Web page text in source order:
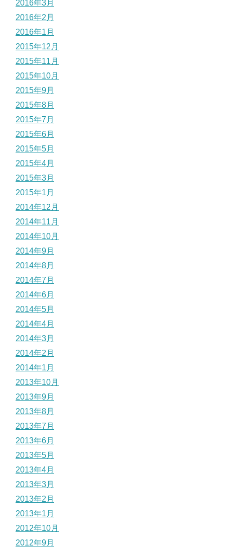
2016年3月
2016年2月
2016年1月
2015年12月
2015年11月
2015年10月
2015年9月
2015年8月
2015年7月
2015年6月
2015年5月
2015年4月
2015年3月
2015年1月
2014年12月
2014年11月
2014年10月
2014年9月
2014年8月
2014年7月
2014年6月
2014年5月
2014年4月
2014年3月
2014年2月
2014年1月
2013年10月
2013年9月
2013年8月
2013年7月
2013年6月
2013年5月
2013年4月
2013年3月
2013年2月
2013年1月
2012年10月
2012年9月